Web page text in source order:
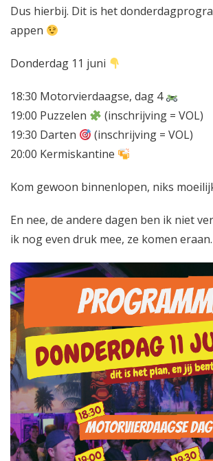
Dus hierbij. Dit is het
appen
Donderdag 11 juni
18:30 Motorvierdaagse, dag 4
19:00 Puzzelen
(inschrijving = VOL)
19:30 Darten
(inschrijving = VOL)
20:00 Kermiskantine
Kom gewoon binnenlopen, niks
En nee, de andere dagen ben ik niet
ik nog even druk mee, ze komen eraan.